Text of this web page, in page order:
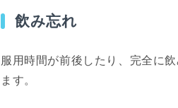
飲み忘れ
服用時間が前後したり、完全に
ます。